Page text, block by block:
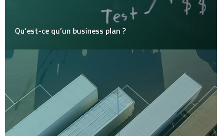
Qu’est-ce qu’un business plan ?